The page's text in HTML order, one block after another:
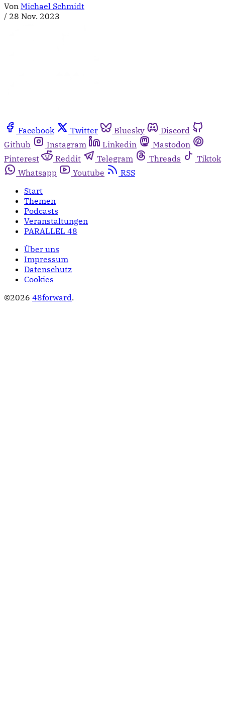
Von Michael Schmidt
/ 28 Nov. 2023
Facebook Twitter Bluesky
Discord
Github
Instagram Linkedin
Mastodon
Pinterest
Reddit Telegram Threads
Tiktok
Whatsapp
Youtube
RSS
Start
Themen
Podcasts
Veranstaltungen
PARALLEL 48
Über uns
Impressum
Datenschutz
Cookies
©2026 48forward.